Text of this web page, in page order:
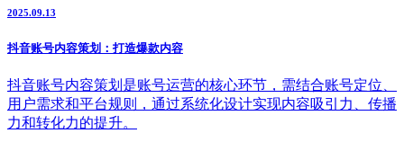
2025.09.13
抖音账号内容策划：打造爆款内容
抖音账号内容策划是账号运营的核心环节，需结合账号定位、
用户需求和平台规则，通过系统化设计实现内容吸引力、传播
力和转化力的提升。